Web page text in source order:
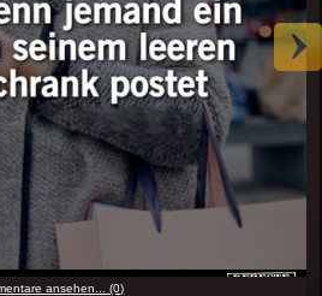
ansehen... (0)